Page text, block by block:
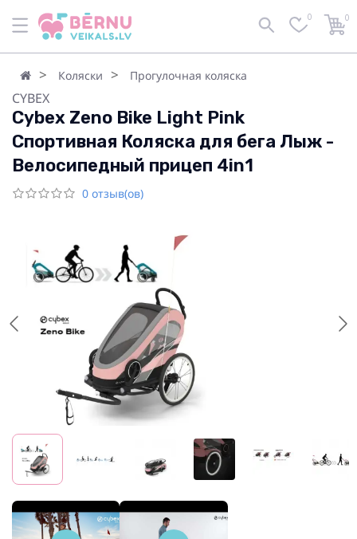
0 0
Коляски Прогулочная коляска
CYBEX
Cybex Zeno Bike Light Pink
Спортивная Коляска для бега Лыж -
Велосипедный прицеп 4in1
0 отзыв(ов)